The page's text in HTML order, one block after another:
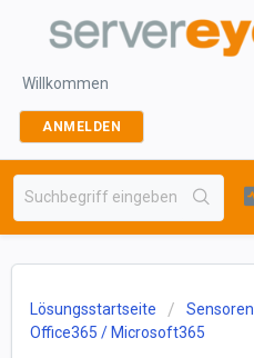
Willkommen
ANMELDEN
Lösungsstartseite Sensoren
Office365 / Microsoft365